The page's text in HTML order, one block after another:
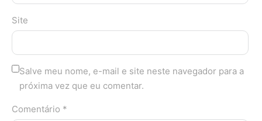
Site
Salve meu nome, e-mail e site neste navegador para a
próxima vez que eu comentar.
Comentário *